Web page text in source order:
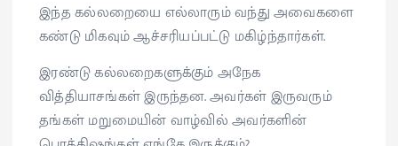
இந்த கல்லறையை எல்லாரும் வந்து அவைகளை
கண்டு மிகவும் ஆச்சரியப்பட்டு மகிழ்ந்தார்கள்.
இரண்டு கல்லறைகளுக்கும் அநேக
வித்தியாசங்கள் இருந்தன. அவர்கள் இருவரும்
தங்கள் மறுமையின் வாழ்வில் அவர்களின்